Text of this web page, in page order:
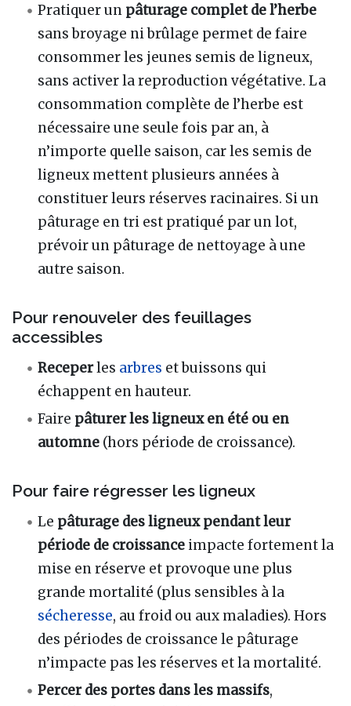
Pratiquer un pâturage complet de l’herbe
sans broyage ni brûlage permet de faire
consommer les jeunes semis de ligneux,
sans activer la reproduction végétative. La
consommation complète de l’herbe est
nécessaire une seule fois par an, à
n’importe quelle saison, car les semis de
ligneux mettent plusieurs années à
constituer leurs réserves racinaires. Si un
pâturage en tri est pratiqué par un lot,
prévoir un pâturage de nettoyage à une
autre saison.
Pour renouveler des feuillages
accessibles
Receperles arbres et buissons qui
échappent en hauteur.
Faire pâturer les ligneux en été ou en
automne (hors période de croissance).
Pour faire régresser les ligneux
Le pâturage des ligneux pendant leur
période de croissance impacte fortement la
mise en réserve et provoque une plus
grande mortalité (plus sensibles à la
sécheresse, au froid ou aux maladies). Hors
des périodes de croissance le pâturage
n’impacte pas les réserves et la mortalité.
Percer des portes dans les massifs,